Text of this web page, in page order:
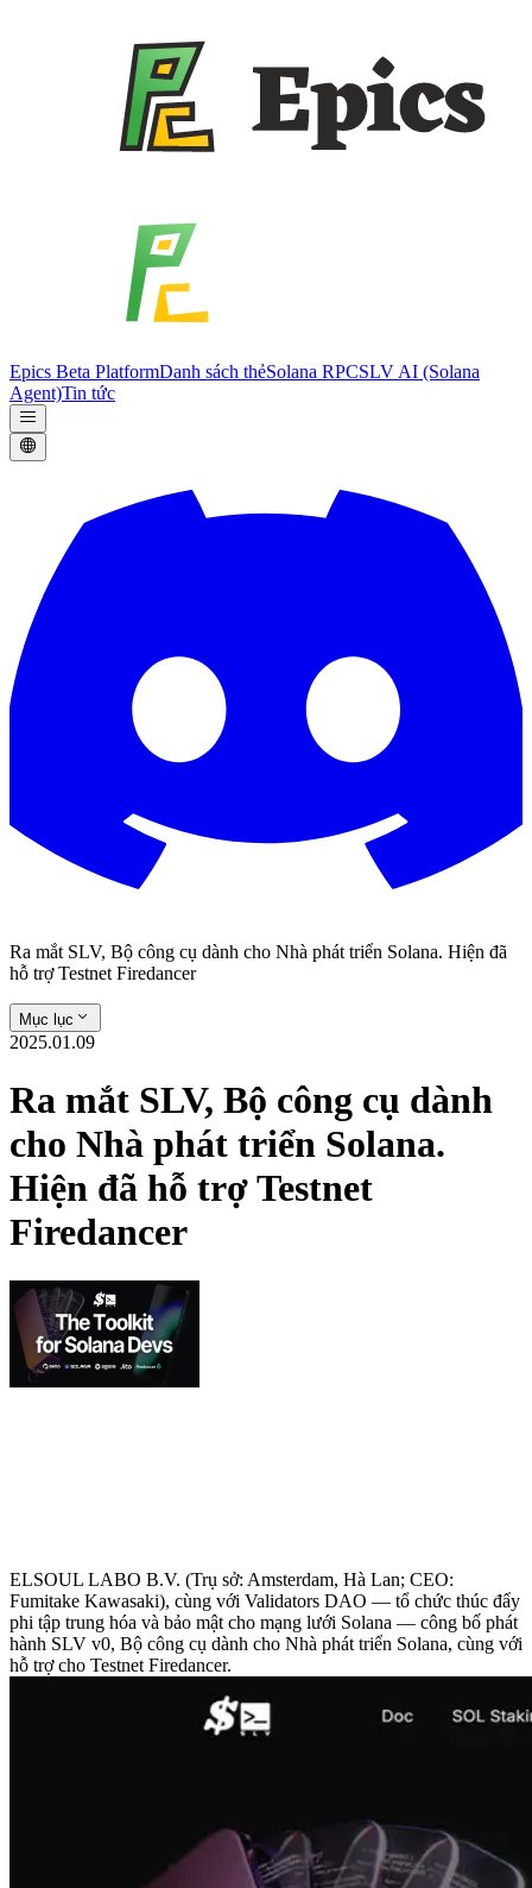
Epics Beta PlatformDanh sách thẻSolana RPCSLV AI (Solana
Agent)Tin tức
Ra mắt SLV, Bộ công cụ dành cho Nhà phát triển Solana. Hiện đã
hỗ trợ Testnet Firedancer
Mục lục
2025.01.09
Ra mắt SLV, Bộ công cụ dành
cho Nhà phát triển Solana.
Hiện đã hỗ trợ Testnet
Firedancer
ELSOUL LABO B.V. (Trụ sở: Amsterdam, Hà Lan; CEO:
Fumitake Kawasaki), cùng với Validators DAO — tổ chức thúc đẩy
phi tập trung hóa và bảo mật cho mạng lưới Solana — công bố phát
hành SLV v0, Bộ công cụ dành cho Nhà phát triển Solana, cùng với
hỗ trợ cho Testnet Firedancer.